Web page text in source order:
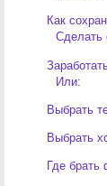
Как
Сделать
Или:
Выбрать
Выбрать
Где брать